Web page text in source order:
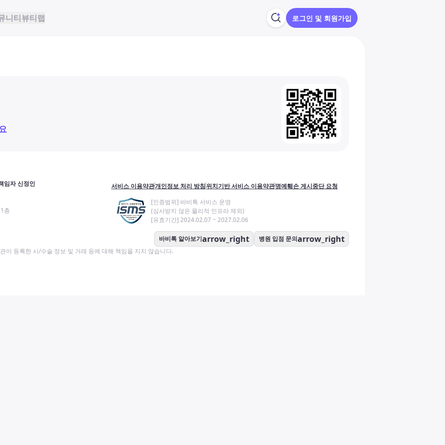
니티뷰티랩 로그인 및 회원가입
임자 신정인
층
서비스 이용약관개인정보 처리 방침위치기반 서비스 이용약관명예훼손 게시중단 요청
[인증범위] 바비톡 서비스 운영
(심사받지 않은 물리적 인프라 제외)
[유효기간] 2024.02.07 ~ 2027.02.06
바비톡 알아보기arrow_right 병원 입점 문의arrow_right
이 등록한 시/수술 정보 및 거래 등에 대해 책임을 지지 않습니다.